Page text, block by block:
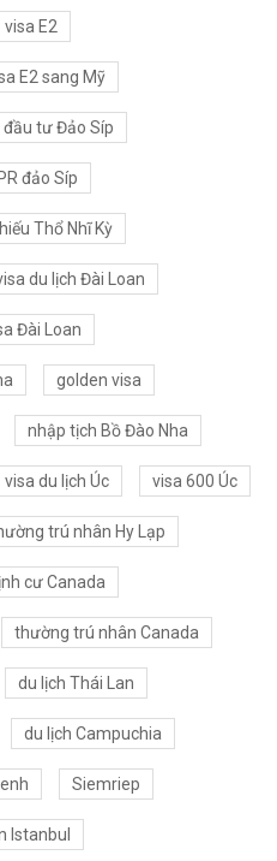
visa E2
E2 sang Mỹ
đầu tư Đảo Síp
PR đảo Síp
Thổ Nhĩ Kỳ
du lịch Đài Loan
Đài Loan
golden visa
nhập tịch Bồ Đào Nha
visa du lịch Úc visa 600 Úc
trú nhân Hy Lạp
cư Canada
thường trú nhân Canada
du lịch Thái Lan
du lịch Campuchia
Siemriep
Istanbul